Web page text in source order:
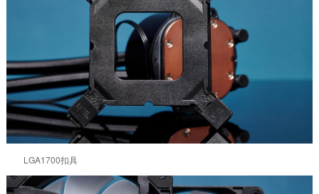
LGA1700扣具